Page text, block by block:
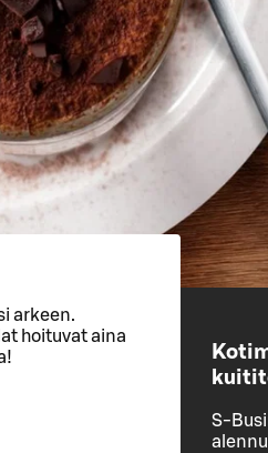
arkeen.
hoituvat aina
S-